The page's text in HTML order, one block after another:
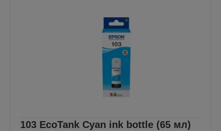
103 EcoTank Cyan ink bottle (65 мл)